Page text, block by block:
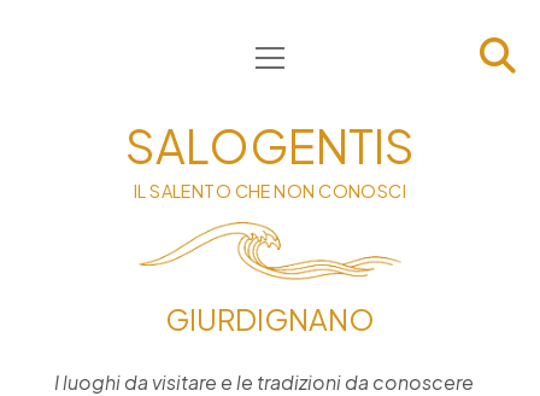
HOME
INFORMATIVA
CONTATTI
PRIVACY & COOKIE POLICY
apri
menu
SALOGENTIS
IL SALENTO CHE NON CONOSCI
GIURDIGNANO
I luoghi da visitare e le tradizioni da conoscere